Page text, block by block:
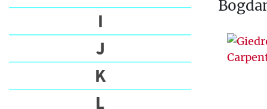
I
J
K
L